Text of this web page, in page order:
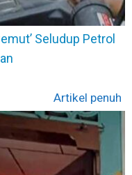
Seludup Petrol
Artikel penuh